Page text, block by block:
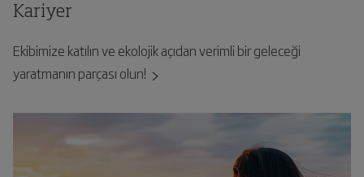
Kariyer
Ekibimize katılın ve ekolojik açıdan verimli bir geleceği
yaratmanın parçası olun!